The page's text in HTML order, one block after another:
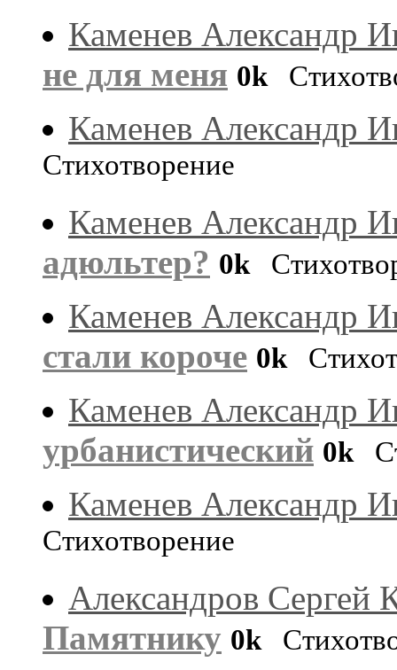
Каменев Александр
не для меня 0k
Каменев Александр
Стихотворение
Каменев Александр
адюльтер? 0k
Каменев Александр
стали короче 0k
Каменев Александр
урбанистический 0k
Каменев Александр
Стихотворение
Александров Сергей
Памятнику 0k